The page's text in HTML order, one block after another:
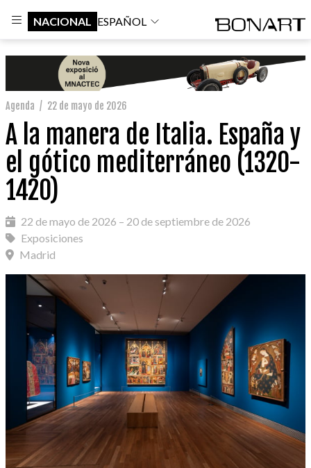
NACIONAL ESPAÑOL
Agenda / 22 de mayo de 2026
A la manera de Italia. España y
el gótico mediterráneo (1320-
1420)
22 de mayo de 2026 – 20 de septiembre de 2026
Exposiciones
Madrid